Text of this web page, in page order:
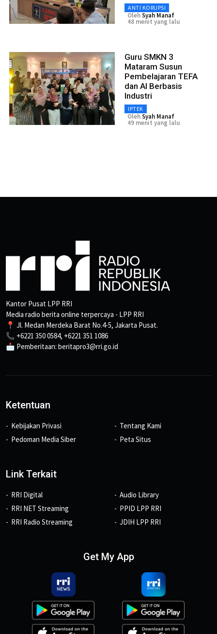
ANTI KORUPSI
OlehSyah Manaf
48 menit yang lalu
Guru SMKN 3
Mataram Susun
Pembelajaran TEFA
dan AI Berbasis
Industri
IPTEK
OlehSyah Manaf
49 menit yang lalu
Kantor Pusat LPP RRI
Media radio berita online terpercaya - LPP RRI
📍 Jl. Medan Merdeka Barat No.4-5, Jakarta Pusat.
📞 +6221 350 0584, +6221 351 1086
📩 Pemberitaan: beritapro3@rri.go.id
Ketentuan
Kebijakan Privasi
Pedoman Media Siber
Tentang Kami
Peta Situs
Link Terkait
RRI Digital
RRI NET Streaming
RRI Radio Streaming
Audio Library
PPID LPP RRI
JDIH LPP RRI
Get My App